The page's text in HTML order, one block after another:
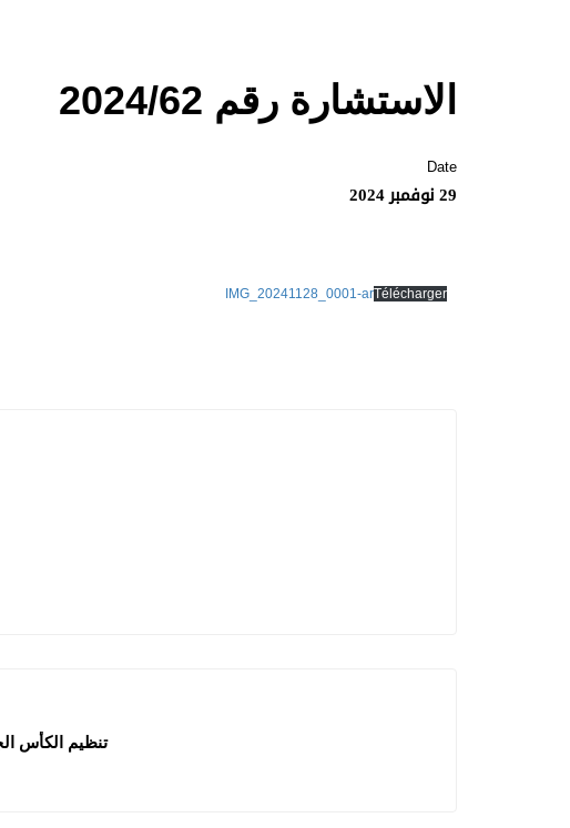
الاستشارة رقم 2024/62
Date
29 نوفمبر 2024
IMG_20241128_0001-arTélécharger
تنظيم الكأس